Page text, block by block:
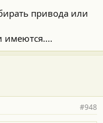
привода или
имеются....
#948